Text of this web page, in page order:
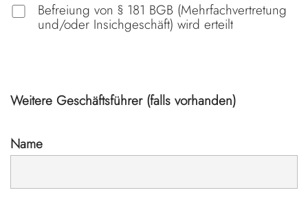
Befreiung von § 181 BGB (Mehrfachvertretung
und/oder Insichgeschäft) wird erteilt
Weitere Geschäftsführer (falls vorhanden)
Name